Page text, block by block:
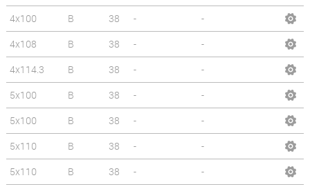
4x100
B 38 -
-
4x108
B 38 -
-
4x114.3
B 38 -
-
5x100
B 38 -
-
5x100
B 38 -
-
5x110
B 38 -
-
5x110
B 38 -
-